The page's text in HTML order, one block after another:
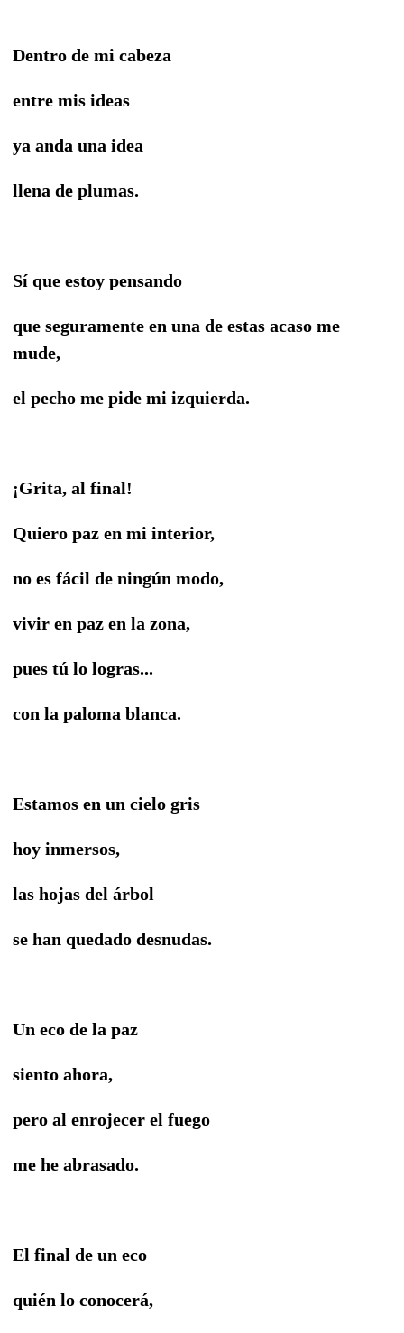
Dentro de mi cabeza
entre mis ideas
ya anda una idea
llena de plumas.
Sí que estoy pensando
que seguramente en una de estas acaso me
mude,
el pecho me pide mi izquierda.
¡Grita, al final!
Quiero paz en mi interior,
no es fácil de ningún modo,
vivir en paz en la zona,
pues tú lo logras...
con la paloma blanca.
Estamos en un cielo gris
hoy inmersos,
las hojas del árbol
se han quedado desnudas.
Un eco de la paz
siento ahora,
pero al enrojecer el fuego
me he abrasado.
El final de un eco
quién lo conocerá,